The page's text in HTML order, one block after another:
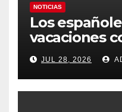
NOTICIAS
Los
vacaciones
carburantes
más caros
y los hoteles
JUL 28, 2026